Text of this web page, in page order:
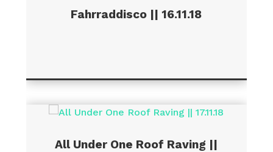
Fahrraddisco || 16.11.18
All Under One Roof Raving ||